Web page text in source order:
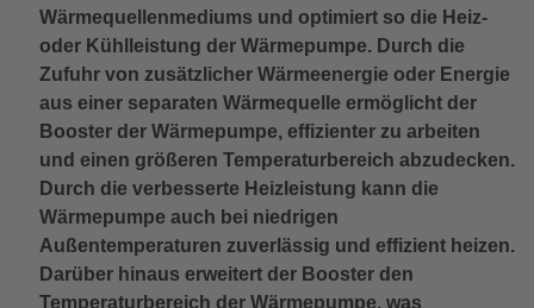
Wärmequellenmediums und optimiert so die Heiz-
oder Kühlleistung der Wärmepumpe. Durch die
Zufuhr von zusätzlicher Wärmeenergie oder Energie
aus einer separaten Wärmequelle ermöglicht der
Booster der Wärmepumpe, effizienter zu arbeiten
und einen größeren Temperaturbereich abzudecken.
Durch die verbesserte Heizleistung kann die
Wärmepumpe auch bei niedrigen
Außentemperaturen zuverlässig und effizient heizen.
Darüber hinaus erweitert der Booster den
Temperaturbereich der Wärmepumpe, was